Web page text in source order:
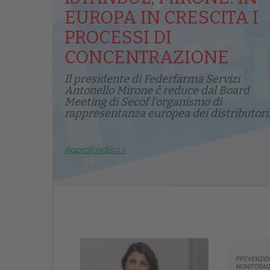
EUROPA IN CRESCITA I
PROCESSI DI
CONCENTRAZIONE
Il presidente di Federfarma Servizi
Antonello Mirone č reduce dal Board
Meeting di Secof l'organismo di
rappresentanza europea dei
Approfondisci >